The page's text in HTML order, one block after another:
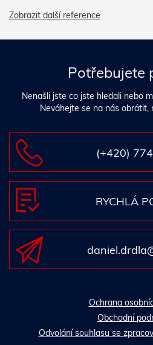
Zobrazit další reference
Potřebujete
Nenašli jste co jste hledali nebo
Neváhejte se na nás obrátit,
(+420)
RYCHLÁ
Ochrana
Obchodní
Odvolání souhlasu se